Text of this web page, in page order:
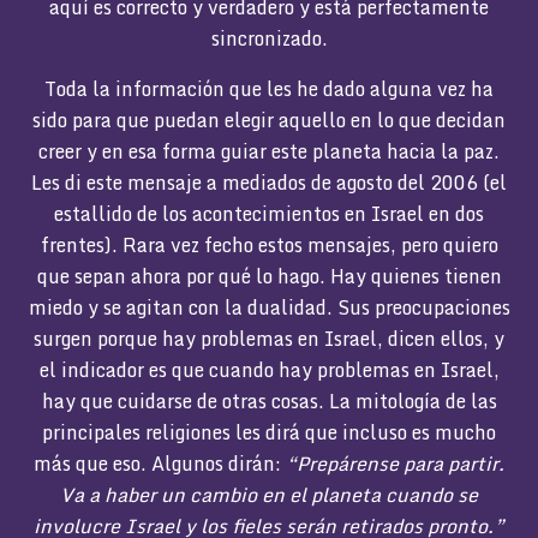
aquí es correcto y verdadero y está perfectamente
sincronizado.
Toda la información que les he dado alguna vez ha
sido para que puedan elegir aquello en lo que decidan
creer y en esa forma guiar este planeta hacia la paz.
Les di este mensaje a mediados de agosto del 2006 (el
estallido de los acontecimientos en Israel en dos
frentes). Rara vez fecho estos mensajes, pero quiero
que sepan ahora por qué lo hago. Hay quienes tienen
miedo y se agitan con la dualidad. Sus preocupaciones
surgen porque hay problemas en Israel, dicen ellos, y
el indicador es que cuando hay problemas en Israel,
hay que cuidarse de otras cosas. La mitología de las
principales religiones les dirá que incluso es mucho
más que eso. Algunos dirán: “Prepárense para partir.
Va a haber un cambio en el planeta cuando se
involucre Israel y los fieles serán retirados pronto.”